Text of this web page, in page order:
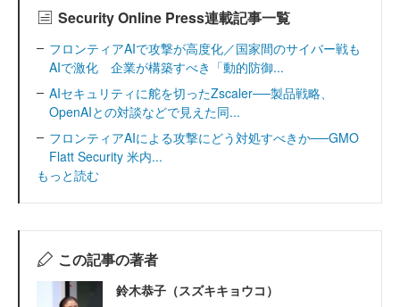
Security Online Press連載記事一覧
フロンティアAIで攻撃が高度化／国家間のサイバー戦も
AIで激化 企業が構築すべき「動的防御...
AIセキュリティに舵を切ったZscaler──製品戦略、
OpenAIとの対談などで見えた同...
フロンティアAIによる攻撃にどう対処すべきか──GMO
Flatt Security 米内...
もっと読む
この記事の著者
鈴木恭子（スズキキョウコ）